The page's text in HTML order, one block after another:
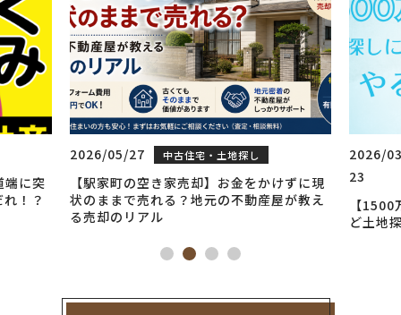
けずに現
産屋が教え
2026/03/
23
リノベーシ
ョン
探し
【1500万円得する】マイホームが欲しいけ
ど土地探しに疲れたあなたが次にやること
住
ル